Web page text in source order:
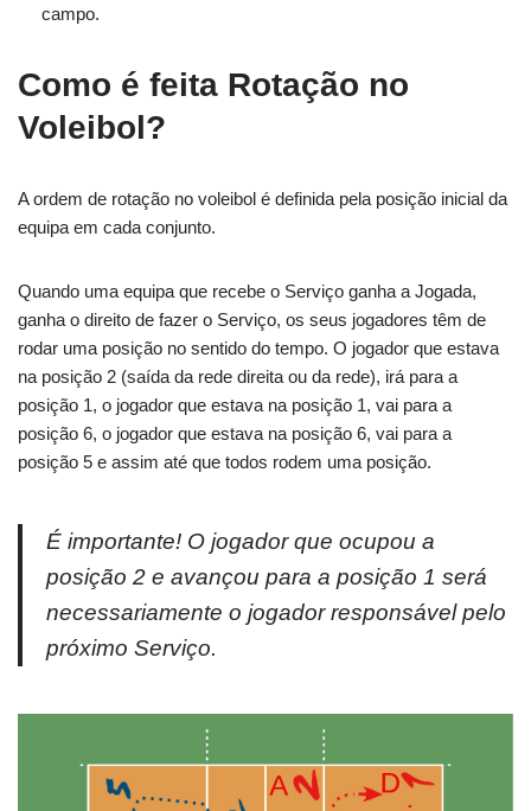
campo.
Como é feita Rotação no
Voleibol?
A ordem de rotação no voleibol é definida pela posição inicial da
equipa em cada conjunto.
Quando uma equipa que recebe o Serviço ganha a Jogada,
ganha o direito de fazer o Serviço, os seus jogadores têm de
rodar uma posição no sentido do tempo. O jogador que estava
na posição 2 (saída da rede direita ou da rede), irá para a
posição 1, o jogador que estava na posição 1, vai para a
posição 6, o jogador que estava na posição 6, vai para a
posição 5 e assim até que todos rodem uma posição.
É importante! O jogador que ocupou a
posição 2 e avançou para a posição 1 será
necessariamente o jogador responsável pelo
próximo Serviço.